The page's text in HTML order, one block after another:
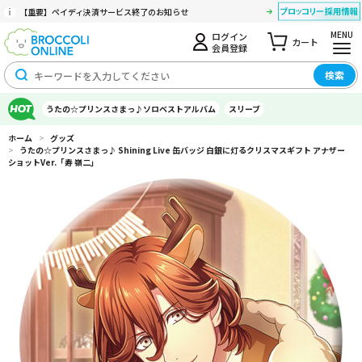
【重要】ペイディ決済サービス終了のお知らせ
ログイン
会員登録
カート
MENU
検索
うたの☆プリンスさまっ♪ソロベストアルバム スリーブ
ホーム > グッズ
> うたの☆プリンスさまっ♪ Shining Live 缶バッジ 白銀に灯るクリスマスギフト アナザー
ショットVer.「寿 嶺二」